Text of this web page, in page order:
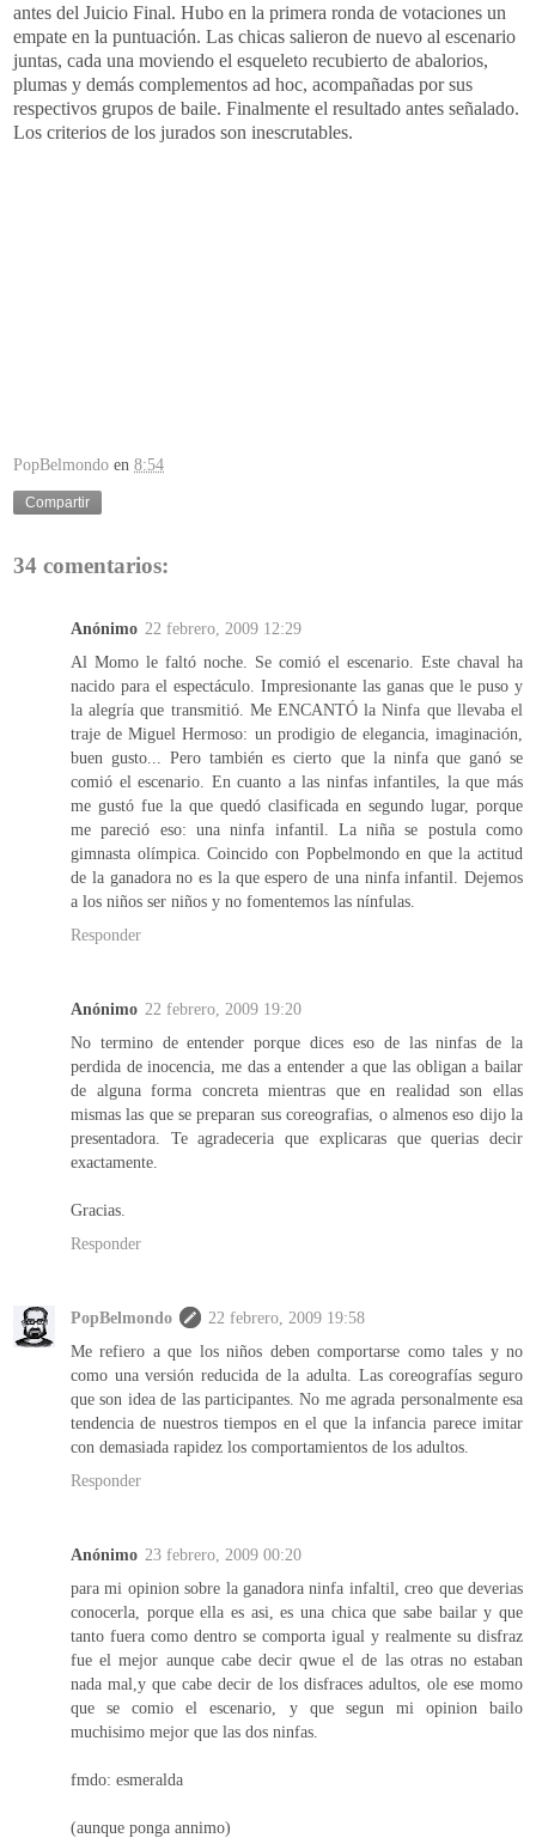
antes del Juicio Final. Hubo en la primera ronda de votaciones un
empate en la puntuación. Las chicas salieron de nuevo al escenario
juntas, cada una moviendo el esqueleto recubierto de abalorios,
plumas y demás complementos ad hoc, acompañadas por sus
respectivos grupos de baile. Finalmente el resultado antes señalado.
Los criterios de los jurados son inescrutables.
PopBelmondo en 8:54
Compartir
34 comentarios:
Anónimo 22 febrero, 2009 12:29
Al Momo le faltó noche. Se comió el escenario. Este chaval ha
nacido para el espectáculo. Impresionante las ganas que le puso y
la alegría que transmitió. Me ENCANTÓ la Ninfa que llevaba el
traje de Miguel Hermoso: un prodigio de elegancia, imaginación,
buen gusto... Pero también es cierto que la ninfa que ganó se
comió el escenario. En cuanto a las ninfas infantiles, la que más
me gustó fue la que quedó clasificada en segundo lugar, porque
me pareció eso: una ninfa infantil. La niña se postula como
gimnasta olímpica. Coincido con Popbelmondo en que la actitud
de la ganadora no es la que espero de una ninfa infantil. Dejemos
a los niños ser niños y no fomentemos las nínfulas.
Responder
Anónimo 22 febrero, 2009 19:20
No termino de entender porque dices eso de las ninfas de la
perdida de inocencia, me das a entender a que las obligan a bailar
de alguna forma concreta mientras que en realidad son ellas
mismas las que se preparan sus coreografias, o almenos eso dijo la
presentadora. Te agradeceria que explicaras que querias decir
exactamente.
Gracias.
Responder
PopBelmondo
22 febrero, 2009 19:58
Me refiero a que los niños deben comportarse como tales y no
como una versión reducida de la adulta. Las coreografías seguro
que son idea de las participantes. No me agrada personalmente esa
tendencia de nuestros tiempos en el que la infancia parece imitar
con demasiada rapidez los comportamientos de los adultos.
Responder
Anónimo 23 febrero, 2009 00:20
para mi opinion sobre la ganadora ninfa infaltil, creo que deverias
conocerla, porque ella es asi, es una chica que sabe bailar y que
tanto fuera como dentro se comporta igual y realmente su disfraz
fue el mejor aunque cabe decir qwue el de las otras no estaban
nada mal,y que cabe decir de los disfraces adultos, ole ese momo
que se comio el escenario, y que segun mi opinion bailo
muchisimo mejor que las dos ninfas.
fmdo: esmeralda
(aunque ponga annimo)